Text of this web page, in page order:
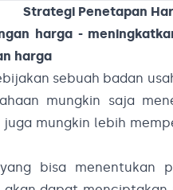
Strategi Penetapan
sebuah badan
mungkin saja
mungkin lebih
bisa menentukan